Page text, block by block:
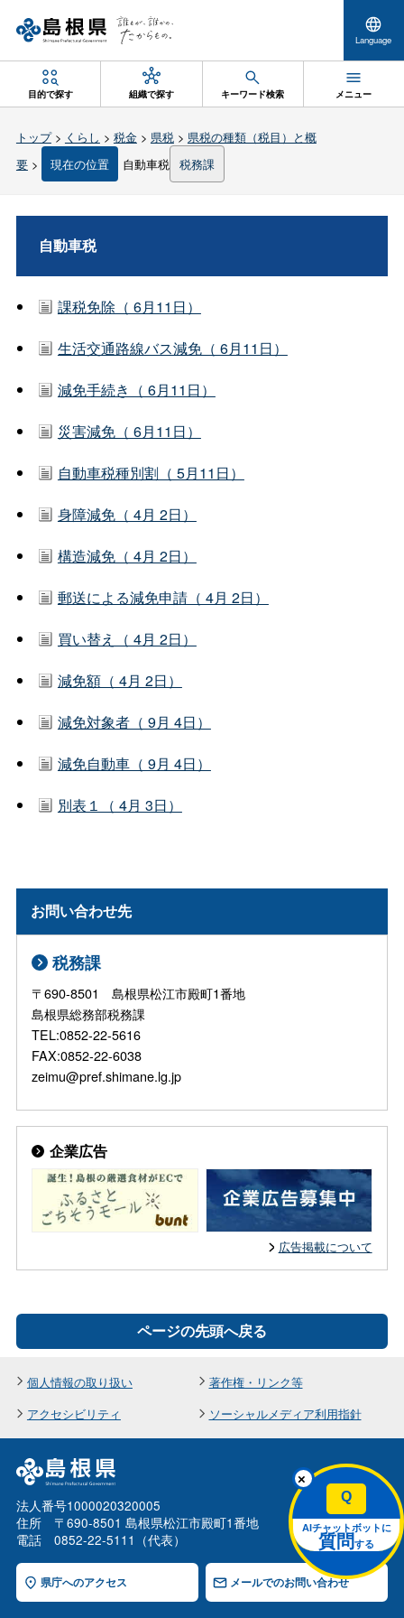
Language
目的で探す 組織で探す キーワード検索 メニュー
トップ> くらし > 税金> 県税> 県税の種類（税目）と概
要> 現在の位置 自動車税 税務課
自動車税
課税免除（ 6月11日）
生活交通路線バス減免（ 6月11日）
減免手続き（ 6月11日）
災害減免（ 6月11日）
自動車税種別割（ 5月11日）
身障減免（ 4月 2日）
構造減免（ 4月 2日）
郵送による減免申請（ 4月 2日）
買い替え（ 4月 2日）
減免額（ 4月 2日）
減免対象者（ 9月 4日）
減免自動車（ 9月 4日）
別表１（ 4月 3日）
お問い合わせ先
税務課
〒690-8501 島根県松江市殿町1番地
島根県総務部税務課
TEL:0852-22-5616
FAX:0852-22-6038
zeimu@pref.shimane.lg.jp
企業広告
広告掲載について
ページの先頭へ戻る
個人情報の取り扱い
著作権・リンク等
アクセシビリティ
ソーシャルメディア利用指針
法人番号1000020320005
住所 〒690-8501 島根県松江市殿町1番地
電話 0852-22-5111（代表）
県庁へのアクセス メールでのお問い合わせ
×
Q
AIチャットボットに
質問する